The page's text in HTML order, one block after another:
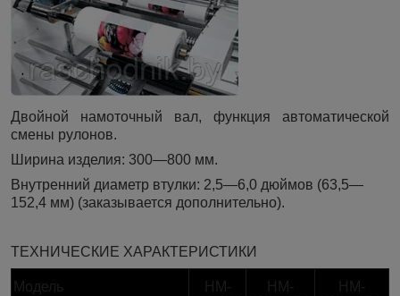
Двойной намоточный вал, функция автоматической
смены рулонов.
Ширина изделия: 300—800 мм.
Внутренний диаметр втулки: 2,5—6,0 дюймов (63,5—
152,4 мм) (заказывается дополнительно).
ТЕХНИЧЕСКИЕ ХАРАКТЕРИСТИКИ
Модель
HM-
HM-
HM-